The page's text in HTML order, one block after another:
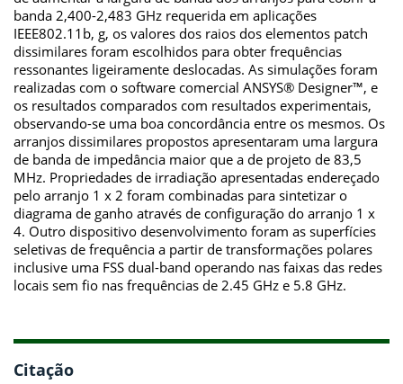
banda 2,400-2,483 GHz requerida em aplicações
IEEE802.11b, g, os valores dos raios dos elementos patch
dissimilares foram escolhidos para obter frequências
ressonantes ligeiramente deslocadas. As simulações foram
realizadas com o software comercial ANSYS® Designer™, e
os resultados comparados com resultados experimentais,
observando-se uma boa concordância entre os mesmos. Os
arranjos dissimilares propostos apresentaram uma largura
de banda de impedância maior que a de projeto de 83,5
MHz. Propriedades de irradiação apresentadas endereçado
pelo arranjo 1 x 2 foram combinadas para sintetizar o
diagrama de ganho através de configuração do arranjo 1 x
4. Outro dispositivo desenvolvimento foram as superfícies
seletivas de frequência a partir de transformações polares
inclusive uma FSS dual-band operando nas faixas das redes
locais sem fio nas frequências de 2.45 GHz e 5.8 GHz.
Citação